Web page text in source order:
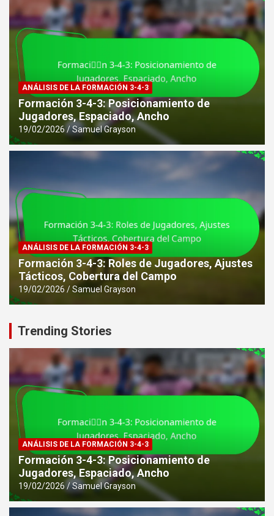
ANÁLISIS DE LA FORMACIÓN 3-4-3
Formación 3-4-3: Posicionamiento de
Jugadores, Espaciado, Ancho
19/02/2026 Samuel Grayson
ANÁLISIS DE LA FORMACIÓN 3-4-3
Formación 3-4-3: Roles de Jugadores, Ajustes
Tácticos, Cobertura del Campo
19/02/2026 Samuel Grayson
Trending Stories
ANÁLISIS DE LA FORMACIÓN 3-4-3
Formación 3-4-3: Posicionamiento de
Jugadores, Espaciado, Ancho
19/02/2026 Samuel Grayson